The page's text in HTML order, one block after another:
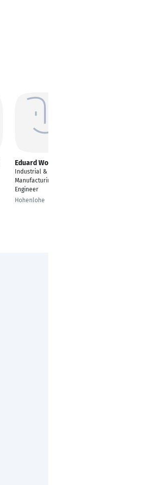
Eduard Wollmann
Industrial &
Manufacturing
Engineer
Hohenlohe